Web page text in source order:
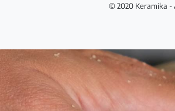
© 2020 Keramika -